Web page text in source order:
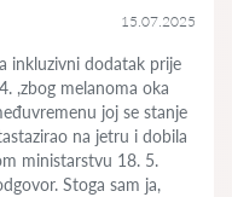
15.07.2025
inkluzivni dodatak prije
,zbog melanoma oka
joj se stanje
na jetru i dobila
ministarstvu 18. 5.
Stoga sam ja,